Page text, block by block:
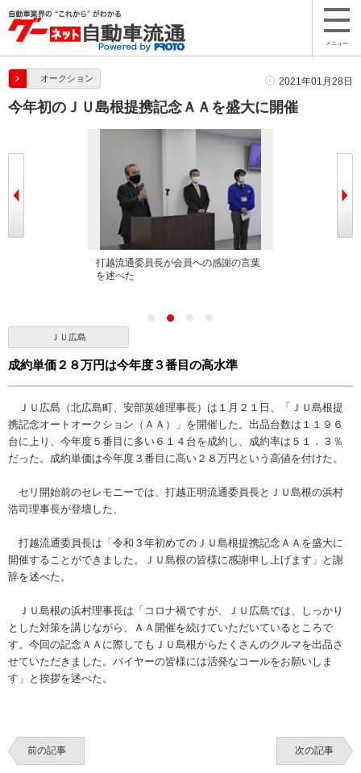
メニュー
オークション 2021年01月28日
今年初のＪＵ島根提携記念ＡＡを盛大に開催
打越流通委員長が会員への感謝の言葉
を述べた
ＪＵ広島
成約単価２８万円は今年度３番目の高水準
ＪＵ広島（北広島町、安部英雄理事長）は１月２１日、「ＪＵ島根提
携記念オートオークション（ＡＡ）」を開催した。出品台数は１１９６
台に上り、今年度５番目に多い６１４台を成約し、成約率は５１．３％
だった。成約単価は今年度３番目に高い２８万円という高値を付けた。
セリ開始前のセレモニーでは、打越正明流通委員長とＪＵ島根の浜村
浩司理事長が登壇した、
打越流通委員長は「令和３年初めてのＪＵ島根提携記念ＡＡを盛大に
開催することができました。ＪＵ島根の皆様に感謝申し上げます」と謝
辞を述べた。
ＪＵ島根の浜村理事長は「コロナ禍ですが、ＪＵ広島では、しっかり
とした対策を講じながら、ＡＡ開催を続けていただいているところで
す。今回の記念ＡＡに際してもＪＵ島根からたくさんのクルマを出品さ
せていただきました。バイヤーの皆様には活発なコールをお願いしま
す」と挨拶を述べた。
前の記事 次の記事